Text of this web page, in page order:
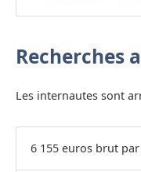
Recherches
Les internautes sont
6 155 euros brut